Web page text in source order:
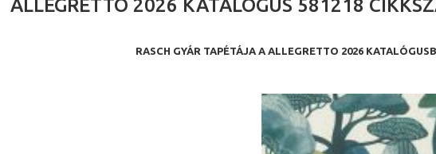
ALLEGRETTO 2026 KATALÓGUS 581218
RASCH GYÁR TAPÉTÁJA A ALLEGRETTO 2026